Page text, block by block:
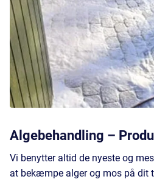
Algebehandling –
​Vi benytter altid de nyeste og
at bekæmpe alger og mos på dit